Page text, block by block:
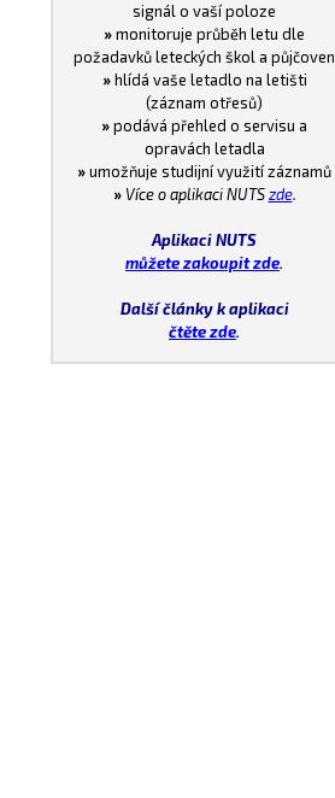
signál o vaší poloze
»monitoruje průběh letu dle
požadavků leteckých škol a půjčoven
»hlídá vaše letadlo na letišti
(záznam otřesů)
»podává přehled o servisu a
opravách letadla
»umožňuje studijní využití záznamů
»Více o aplikaci NUTSzde.
Aplikaci NUTS
můžete zakoupit zde.
Další články k aplikaci
čtěte zde.